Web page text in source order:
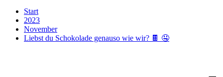
Start
2023
November
Liebst du Schokolade genauso wie wir? 🍫 🤤